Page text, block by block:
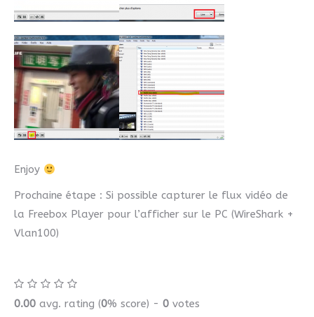
Enjoy
Prochaine étape : Si possible capturer le flux vidéo de
la Freebox Player pour l’afficher sur le PC (WireShark +
Vlan100)
0.00 avg. rating (0% score) - 0 votes